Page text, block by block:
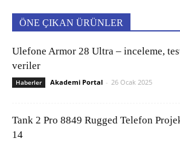
ÖNE ÇIKAN ÜRÜNLER
Ulefone Armor 28 Ultra – inceleme,
veriler
Haberler Akademi Portal - 26 Ocak 2025
Tank 2 Pro 8849 Rugged Telefon
14